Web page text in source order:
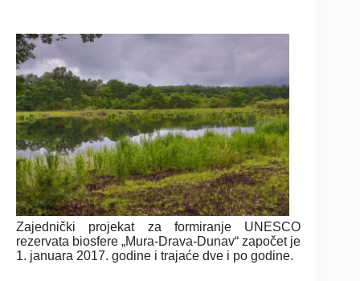
Zajednički projekat za formiranje UNESCO
rezervata biosfere „Mura-Drava-Dunav“ započet je
1. januara 2017. godine i trajaće dve i po godine.